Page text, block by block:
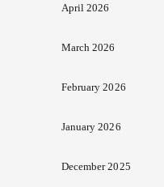
April 2026
March 2026
February 2026
January 2026
December 2025